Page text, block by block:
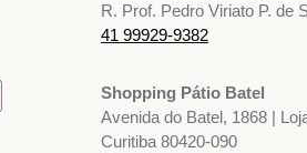
R. Prof. Pedro Viriato P. de
41 99929-9382
Shopping Pátio Batel
Avenida do Batel, 1868 |
Curitiba 80420-090